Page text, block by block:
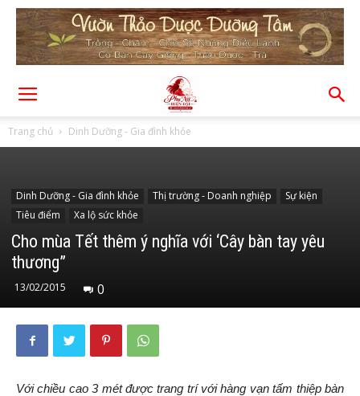
Trang chủ Dinh Dưỡng - Gia đình khỏe
Dinh Dưỡng - Gia đình khỏe Thị trường - Doanh nghiệp
Sự kiện
Tiêu điểm
Xa lộ sức khỏe
Cho mùa Tết thêm ý nghĩa với ‘Cây bàn tay yêu
thương”
13/02/2015 0
Với chiều cao 3 mét được trang trí với hàng vạn tấm thiệp bàn